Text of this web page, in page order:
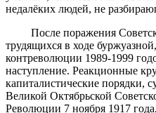
недалёких людей, не
После поражения
трудящихся в ходе
контреволюции 1989-1999
наступление. Реакционные
капиталистические порядки,
Великой Октябрьской
Революции 7 ноября 1917